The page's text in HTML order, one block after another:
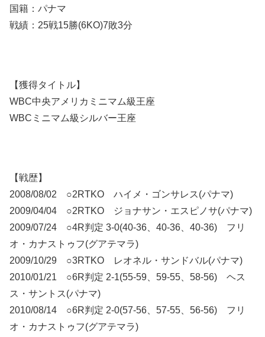
国籍：パナマ
戦績：25戦15勝(6KO)7敗3分
【獲得タイトル】
WBC中央アメリカミニマム級王座
WBCミニマム級シルバー王座
【戦歴】
2008/08/02 ○2RTKO ハイメ・ゴンサレス(パナマ)
2009/04/04 ○2RTKO ジョナサン・エスピノサ(パナマ)
2009/07/24 ○4R判定 3-0(40-36、40-36、40-36) フリ
オ・カナストゥフ(グアテマラ)
2009/10/29 ○3RTKO レオネル・サンドバル(パナマ)
2010/01/21 ○6R判定 2-1(55-59、59-55、58-56) ヘス
ス・サントス(パナマ)
2010/08/14 ○6R判定 2-0(57-56、57-55、56-56) フリ
オ・カナストゥフ(グアテマラ)